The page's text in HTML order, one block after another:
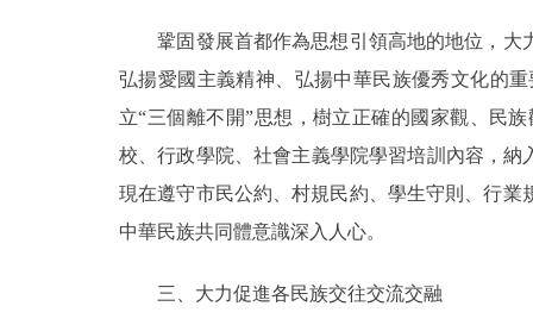
鞏固發展首都作為思想引領高地的地位，大
弘揚愛國主義精神、弘揚中華民族優秀文化的
立“三個離不開”思想，樹立正確的國家觀、民
校、行政學院、社會主義學院學習培訓內容，
現在遵守市民公約、村規民約、學生守則、行
中華民族共同體意識深入人心。
三、大力促進各民族交往交流交融